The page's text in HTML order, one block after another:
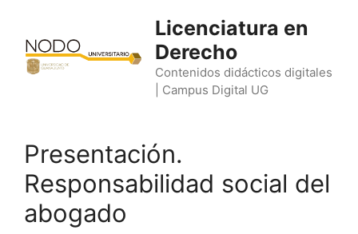
contenido
Licenciatura en
Derecho
Contenidos didácticos digitales
| Campus Digital UG
Presentación.
Responsabilidad social del
abogado